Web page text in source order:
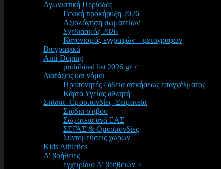
Αγωνιστική Περίοδος
Γενική προκήρυξη 2026
Αξιολόγηση σωματείων
Σχεδιασμός 2026
Κανονισμός εγγραφών – μεταγραφών
Βιογραφικά
Anti-Doping
prohibited list 2026 gr <
Διατάξεις και νόμοι
Προπονητές / άδεια ασκήσεως επαγγέλματος
Κάρτα Υγείας αθλητή
Στάδια- Ομοσπονδίες -Σωματεία
Στάδια στίβου
Σωματεία ανά ΕΑΣ
ΣΕΓΑΣ & Ομοσπονδίες
Συντομεύσεις χωρών
Kids Athletics
Α’ βοήθειες
εγχειρίδιο Α’ βοηθειών <